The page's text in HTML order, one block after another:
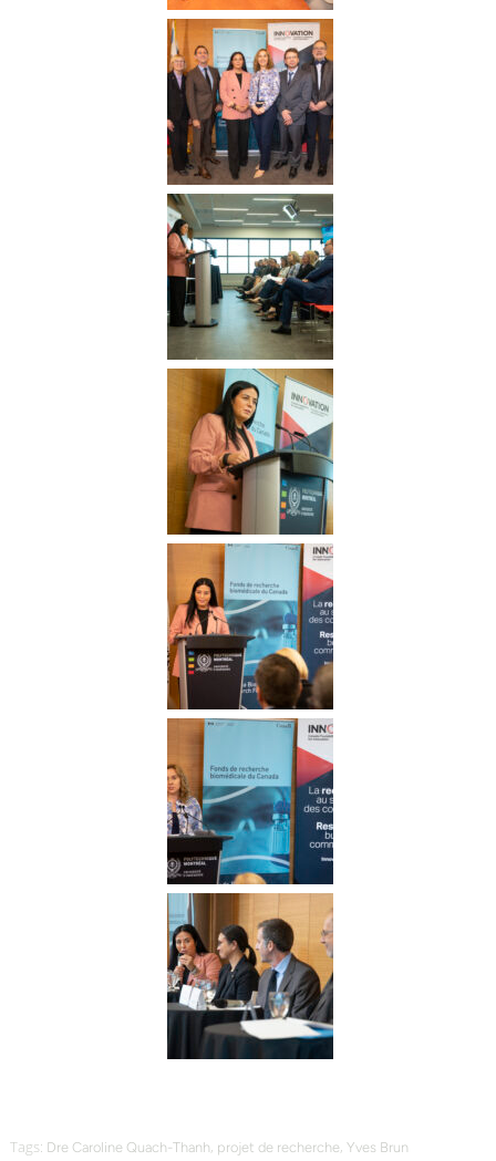
Tags: Dre Caroline Quach-Thanh, projet de recherche, Yves Brun